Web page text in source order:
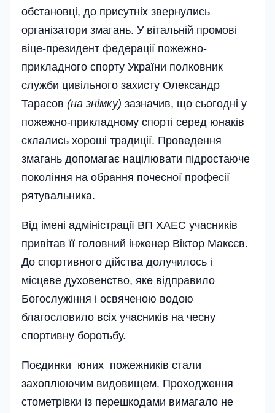
обстановці, до присутніх звернулись
організатори змагань. У вітальній промові
віце-президент федерації пожежно-
прикладного спорту України полковник
служби цивільного захисту Олександр
Тарасов (на знімку) зазначив, що сьогодні у
пожежно-прикладному спорті серед юнаків
склались хороші традиції. Проведення
змагань допомагає націлювати підростаюче
покоління на обрання почесної професії
рятувальника.
Від імені адміністрації ВП ХАЕС учасників
привітав її головний інженер Віктор Макєєв.
До спортивного дійства долучилось і
місцеве духовенство, яке відправило
Богослужіння і освяченою водою
благословило всіх учасників на чесну
спортивну боротьбу.
Поєдинки юних пожежників стали
захоплюючим видовищем. Проходження
стометрівки із перешкодами вимагало не